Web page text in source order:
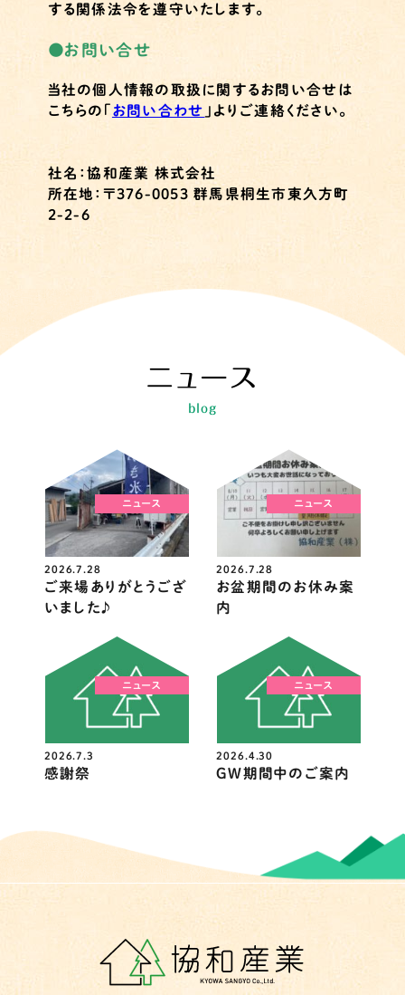
する関係法令を遵守いたします。
●お問い合せ
当社の個人情報の取扱に関するお問い合せは
こちらの「 お問い合わせ 」よりご連絡ください。
社名：協和産業 株式会社
所在地：〒376-0053 群馬県桐生市東久方町
2-2-6
ニュース
blog
ニュース
2026.7.28
ご来場ありがとうござ
いました♪
ニュース
2026.7.28
お盆期間のお休み案
内
ニュース
2026.7.3
感謝祭
ニュース
2026.4.30
GW期間中のご案内